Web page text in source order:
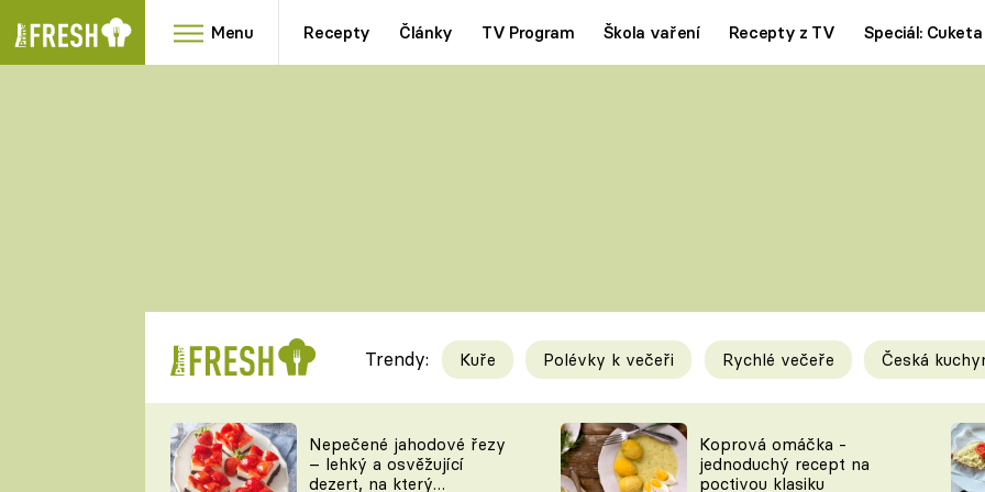
Menu Recepty Články TV Program Škola vaření Recepty z TV Speciál: Cuketa
RYCHLOVKY
Videorecepty
TEĎ VAŘÍ ŠÉF!
Tipy a triky
KAM ZA JÍDLEM
Trendy: Kuře Polévky k večeři Rychlé večeře Česká
Nepečené jahodové řezy
– lehký a osvěžující
dezert, na který
Koprová omáčka -
jednoduchý recept na
poctivou klasiku